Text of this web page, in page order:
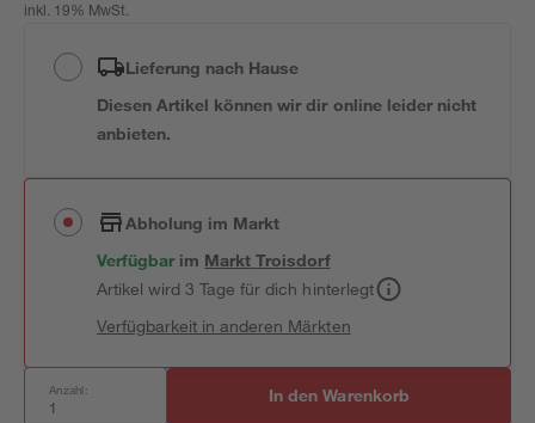
inkl. 19% MwSt.
Lieferung nach Hause
Diesen Artikel können wir dir online leider nicht
anbieten.
Abholung im Markt
Verfügbar im MarktTroisdorf
Artikel wird 3 Tage für dich hinterlegt
Verfügbarkeit in anderen Märkten
Anzahl: In den Warenkorb